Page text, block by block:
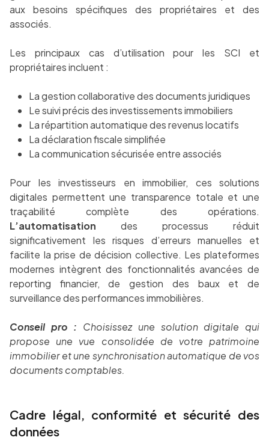
aux besoins spécifiques des propriétaires et des
associés.
Les principaux cas d’utilisation pour les SCI et
propriétaires incluent :
La gestion collaborative des documents juridiques
Le suivi précis des investissements immobiliers
La répartition automatique des revenus locatifs
La déclaration fiscale simplifiée
La communication sécurisée entre associés
Pour les investisseurs en immobilier, ces solutions
digitales permettent une transparence totale et une
traçabilité complète des opérations.
L’automatisation des processus réduit
significativement les risques d’erreurs manuelles et
facilite la prise de décision collective. Les plateformes
modernes intègrent des fonctionnalités avancées de
reporting financier, de gestion des baux et de
surveillance des performances immobilières.
Conseil pro : Choisissez une solution digitale qui
propose une vue consolidée de votre patrimoine
immobilier et une synchronisation automatique de vos
documents comptables.
Cadre légal, conformité et sécurité des
données